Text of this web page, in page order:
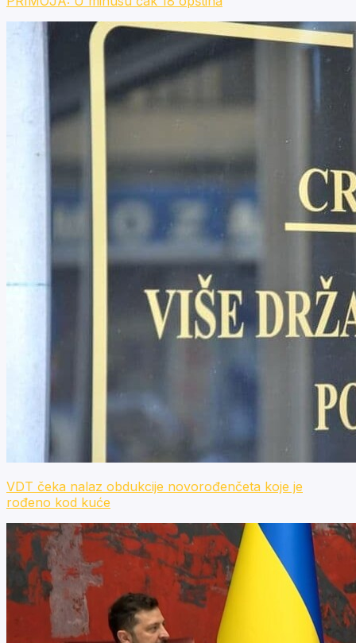
VDT čeka nalaz obdukcije novorođenčeta koje je
rođeno kod kuće